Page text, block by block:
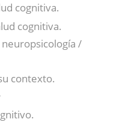
cognitiva.
cognitiva.
/
contexto.